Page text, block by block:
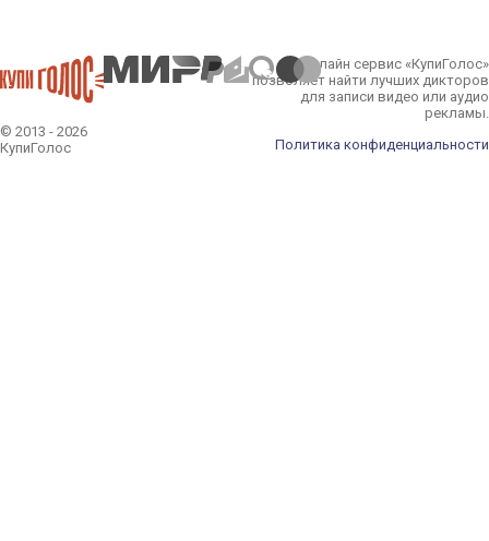
© 2013 - 2026
КупиГолос
Онлайн сервис «КупиГолос»
позволяет найти лучших дикторов
для записи видео или аудио
рекламы.
Политика конфиденциальности